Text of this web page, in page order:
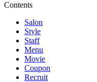
Contents
Salon
Style
Staff
Menu
Movie
Coupon
Recruit